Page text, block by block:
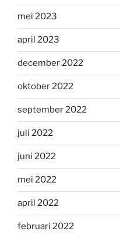
mei 2023
april 2023
december 2022
oktober 2022
september 2022
juli 2022
juni 2022
mei 2022
april 2022
februari 2022